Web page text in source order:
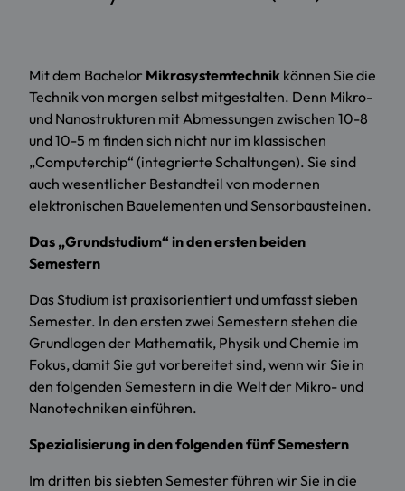
Mit dem Bachelor Mikrosystemtechnik können Sie die
Technik von morgen selbst mitgestalten. Denn Mikro-
und Nanostrukturen mit Abmessungen zwischen 10-8
und 10-5 m finden sich nicht nur im klassischen
„Computerchip“ (integrierte Schaltungen). Sie sind
auch wesentlicher Bestandteil von modernen
elektronischen Bauelementen und Sensorbausteinen.
Das „Grundstudium“ in den ersten beiden
Semestern
Das Studium ist praxisorientiert und umfasst sieben
Semester. In den ersten zwei Semestern stehen die
Grundlagen der Mathematik, Physik und Chemie im
Fokus, damit Sie gut vorbereitet sind, wenn wir Sie in
den folgenden Semestern in die Welt der Mikro- und
Nanotechniken einführen.
Spezialisierung in den folgenden fünf Semestern
Im dritten bis siebten Semester führen wir Sie in die